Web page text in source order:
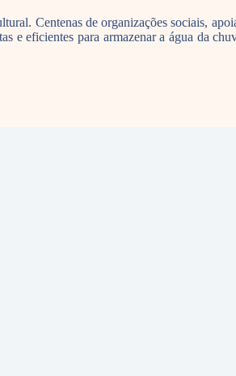
Centenas de organizações sociais,
eficientes para armazenar a água da